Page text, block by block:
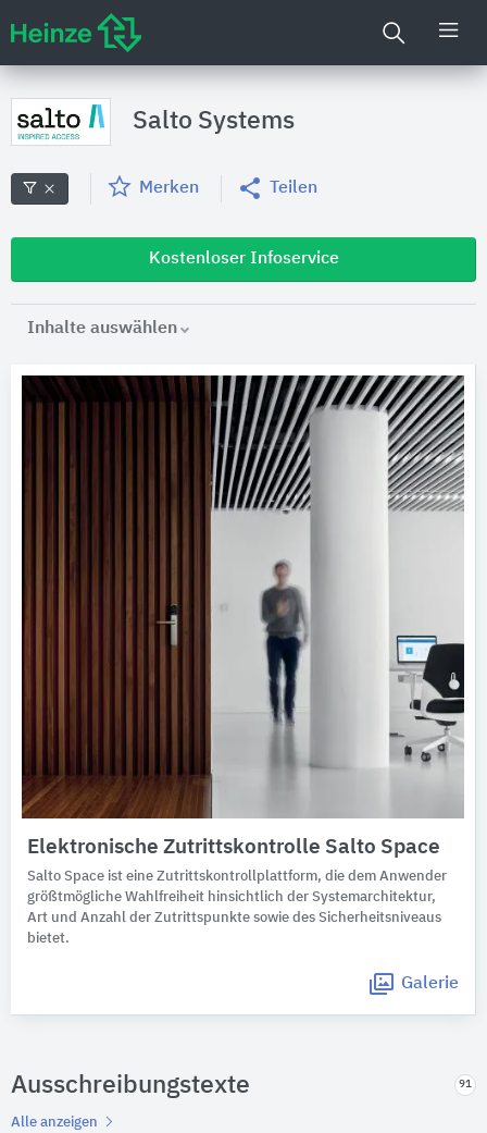
Salto Systems
Merken Teilen
Kostenloser Infoservice
Inhalte auswählen
Elektronische Zutrittskontrolle Salto Space
Salto Space ist eine Zutrittskontrollplattform, die dem Anwender
größtmögliche Wahlfreiheit hinsichtlich der Systemarchitektur,
Art und Anzahl der Zutrittspunkte sowie des Sicherheitsniveaus
bietet.
Galerie
Ausschreibungstexte 91
Alle anzeigen